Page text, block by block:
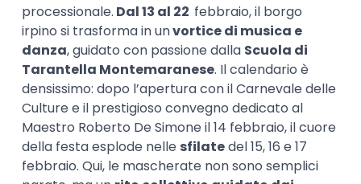
processionale. Dal 13 al 22 febbraio, il borgo
irpino si trasforma in unvortice di musica e
danza, guidato con passione dalla Scuola di
Tarantella Montemaranese. Il calendario è
densissimo: dopo l’apertura con il Carnevale delle
Culture e il prestigioso convegno dedicato al
Maestro Roberto De Simone il 14 febbraio, il cuore
della festa esplode nelle sfilatedel 15, 16 e 17
febbraio. Qui, le mascherate non sono semplici